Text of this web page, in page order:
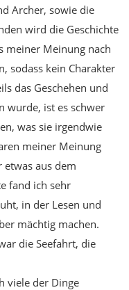
Archer, sowie die
wird die Geschichte
meiner Meinung nach
sodass kein Charakter
das Geschehen und
wurde, ist es schwer
was sie irgendwie
meiner Meinung
aus dem
fand ich sehr
in der Lesen und
mächtig machen.
die Seefahrt, die
viele der Dinge